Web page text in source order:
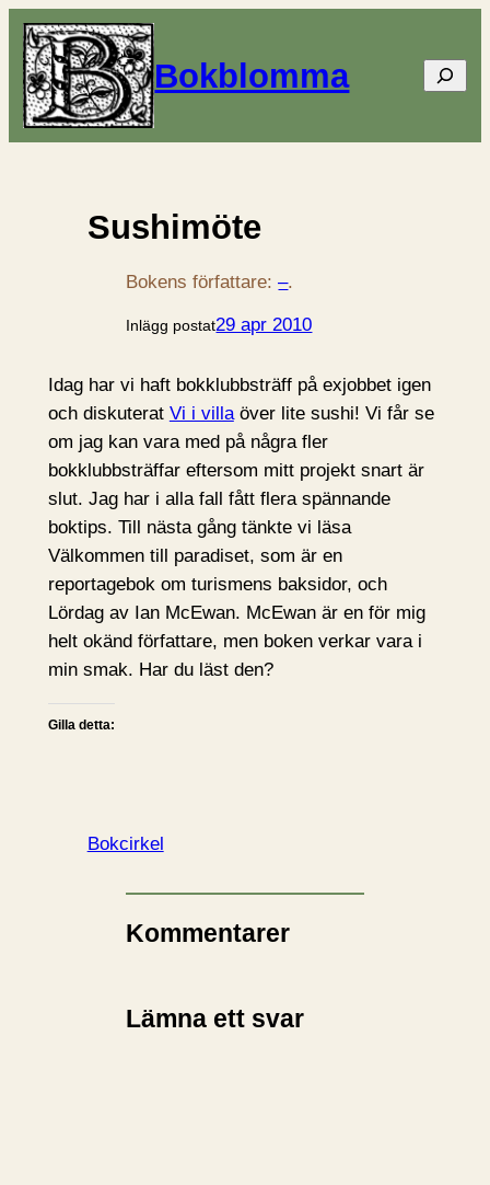
Bokblomma Sök
Sushimöte
Bokens författare:–.
Inlägg postat29 apr 2010
Idag har vi haft bokklubbsträff på exjobbet igen
och diskuterat Vi i villaöver lite sushi! Vi får se
om jag kan vara med på några fler
bokklubbsträffar eftersom mitt projekt snart är
slut. Jag har i alla fall fått flera spännande
boktips. Till nästa gång tänkte vi läsa
Välkommen till paradiset, som är en
reportagebok om turismens baksidor, och
Lördag av Ian McEwan. McEwan är en för mig
helt okänd författare, men boken verkar vara i
min smak. Har du läst den?
Gilla detta:
Bokcirkel
Kommentarer
Lämna ett svar